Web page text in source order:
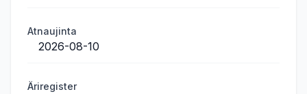
Atnaujinta
2026-08-10
Äriregister